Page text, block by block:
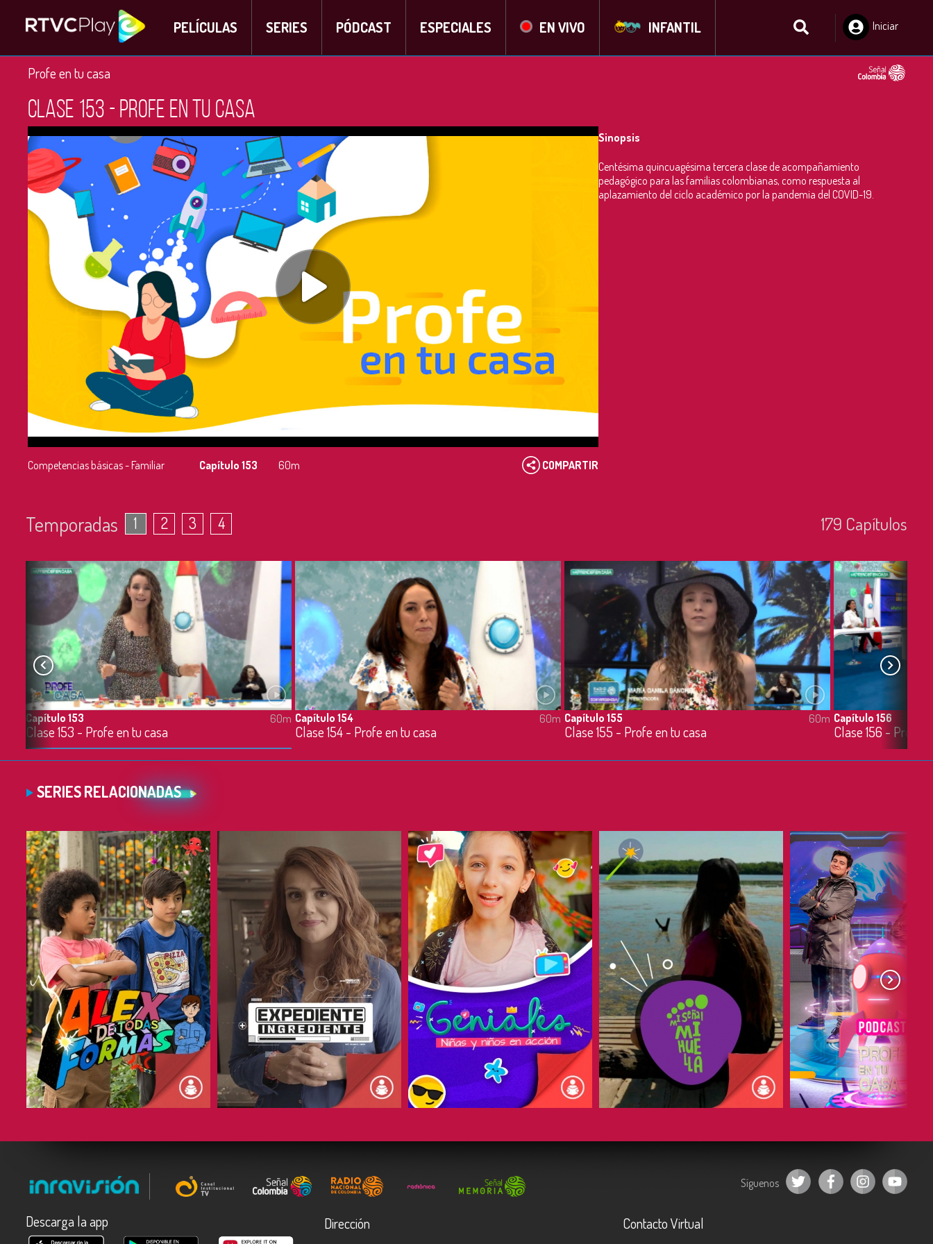
PELÍCULAS SERIES PÓDCAST ESPECIALES EN VIVO INFANTIL
Iniciar
Profe en tu casa
Clase 153 - Profe en tu casa
Competencias básicas - Familiar Capítulo 153 60m COMPARTIR
Sinopsis
Centésima quincuagésima tercera clase de acompañamiento
pedagógico para las familias colombianas, como respuesta al
aplazamiento del ciclo académico por la pandemia del COVID-19.
Temporadas 1 2 3 4 179 Capí­tulos
Capítulo 153
Clase 153 - Profe en tu casa
60m Capítulo 154
Clase 154 - Profe en tu casa
60m Capítulo 155
Clase 155 - Profe en tu casa
60m Capítulo 156
Clase 156 - Profe
SERIES RELACIONADAS
COMPARTIR COMPARTIR COMPARTIR COMPARTIR COMPARTIR
Síguenos
Descarga la app Dirección Contacto Virtual